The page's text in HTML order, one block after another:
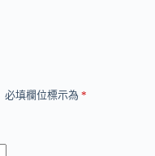
必填欄位標示為 *